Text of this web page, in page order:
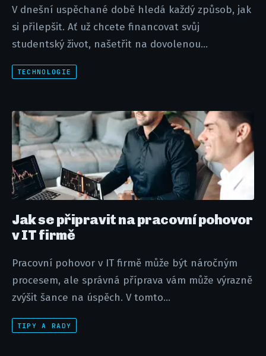
V dnešní uspěchané době hledá každý způsob, jak
si přilepšit. Ať už chcete financovat svůj
studentský život, našetřit na dovolenou...
TECHNOLOGIE
Jak se připravit na pracovní pohovor
v IT firmě
Pracovní pohovor v IT firmě může být náročným
procesem, ale správná příprava vám může výrazně
zvýšit šance na úspěch. V tomto...
TIPY A RADY